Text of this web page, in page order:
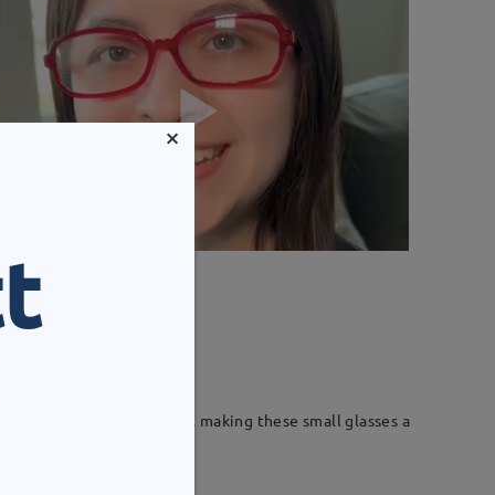
whimsy and elegance, making these small glasses a
×